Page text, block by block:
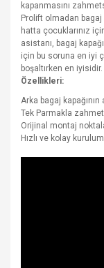
kapanmasını
Prolift olmadan bagaj
hatta çocuklarınız
asistanı, bagaj
için bu soruna en iyi
boşaltırken en iyisidir.
Özellikleri:
Arka bagaj kapağının
Tek Parmakla
Orijinal montaj
Hızlı ve kolay kurulum